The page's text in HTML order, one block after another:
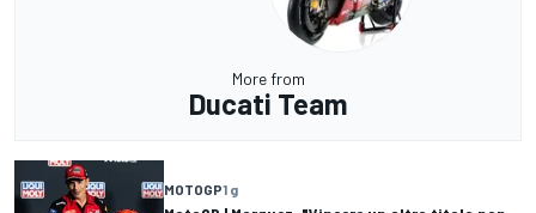
More from
Ducati Team
MOTOGP1 g